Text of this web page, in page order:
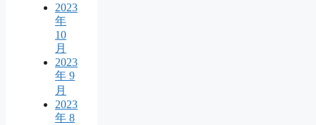
2023
年
10
月
2023
年 9
月
2023
年 8